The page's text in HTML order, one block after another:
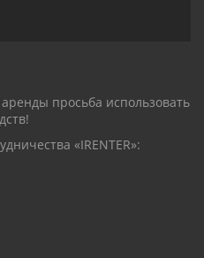
просьба использовать
«IRENTER»: